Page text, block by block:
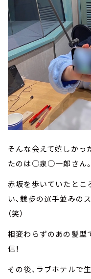
そんな会えて嬉しかっ
たのは○泉○一郎さん
赤坂を歩いていたとこ
い、競歩の選手並みの
（笑）
相変わらずのあの髪型
信！
その後、ラブホテルで